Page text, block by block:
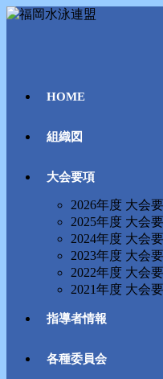
コ
HOME
組織図
大会要項
2026年度 大会
2025年度 大会
2024年度 大会
2023年度 大会
2022年度 大会
2021年度 大会
指導者情報
各種委員会